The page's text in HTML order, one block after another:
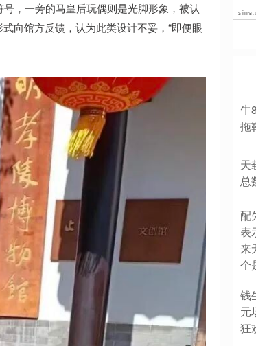
，一旁的马皇后玩偶则是光脚形象，被认
向馆方反馈，认为此类设计不妥，“即便眼
牛
拖
天
总
配
表
来
个
钱
元
狂